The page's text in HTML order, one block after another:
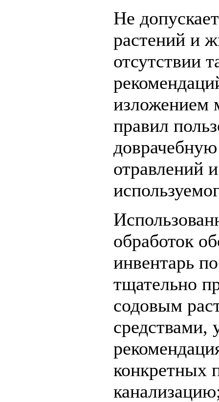
Не
растений и
отсутствии
изложением
правил
отравлений
обработок
инвентарь
тщательно
содовым
средствами,
конкретных